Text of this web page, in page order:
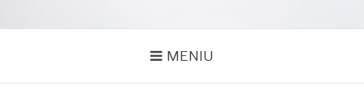
MENIU